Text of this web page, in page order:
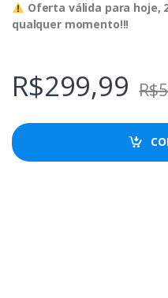
Oferta válida para hoje,
qualquer momento!!!
R$299,99 R$